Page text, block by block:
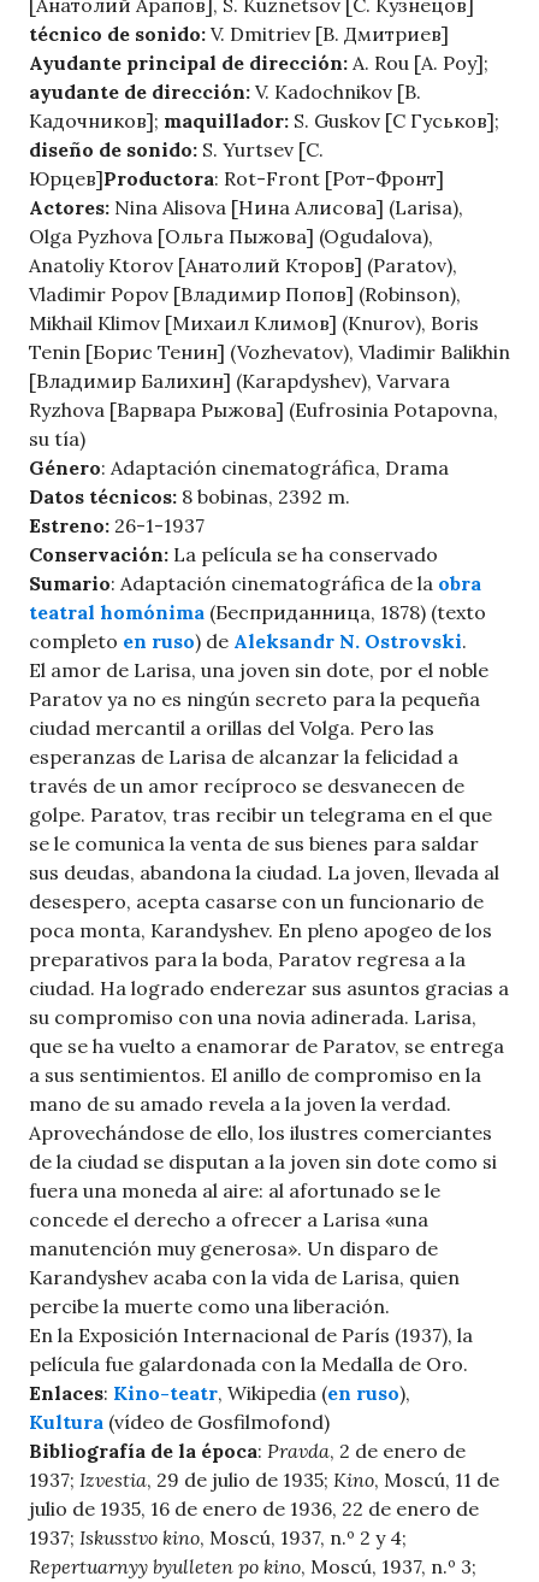
[Анатолий Арапов], S. Kuznetsov [С. Кузнецов]
técnico de sonido: V. Dmitriev [В. Дмитриев]
Ayudante principal de dirección: A. Rou [А. Роу];
ayudante de dirección: V. Kadochnikov [В.
Кадочников]; maquillador: S. Guskov [С Гуськов];
diseño de sonido: S. Yurtsev [С.
Юрцев]Productora: Rot-Front [Рот-Фронт]
Actores: Nina Alisova [Нина Алисова] (Larisa),
Olga Pyzhova [Ольга Пыжова] (Ogudalova),
Anatoliy Ktorov [Анатолий Кторов] (Paratov),
Vladimir Popov [Владимир Попов] (Robinson),
Mikhail Klimov [Михаил Климов] (Knurov), Boris
Tenin [Борис Тенин] (Vozhevatov), Vladimir Balikhin
[Владимир Балихин] (Karapdyshev), Varvara
Ryzhova [Варвара Рыжова] (Eufrosinia Potapovna,
su tía)
Género: Adaptación cinematográfica, Drama
Datos técnicos: 8 bobinas, 2392 m.
Estreno: 26-1-1937
Conservación: La película se ha conservado
Sumario: Adaptación cinematográfica de la obra
teatral homónima (Бесприданница, 1878) (texto
completo en ruso) de Aleksandr N. Ostrovski.
El amor de Larisa, una joven sin dote, por el noble
Paratov ya no es ningún secreto para la pequeña
ciudad mercantil a orillas del Volga. Pero las
esperanzas de Larisa de alcanzar la felicidad a
través de un amor recíproco se desvanecen de
golpe. Paratov, tras recibir un telegrama en el que
se le comunica la venta de sus bienes para saldar
sus deudas, abandona la ciudad. La joven, llevada al
desespero, acepta casarse con un funcionario de
poca monta, Karandyshev. En pleno apogeo de los
preparativos para la boda, Paratov regresa a la
ciudad. Ha logrado enderezar sus asuntos gracias a
su compromiso con una novia adinerada. Larisa,
que se ha vuelto a enamorar de Paratov, se entrega
a sus sentimientos. El anillo de compromiso en la
mano de su amado revela a la joven la verdad.
Aprovechándose de ello, los ilustres comerciantes
de la ciudad se disputan a la joven sin dote como si
fuera una moneda al aire: al afortunado se le
concede el derecho a ofrecer a Larisa «una
manutención muy generosa». Un disparo de
Karandyshev acaba con la vida de Larisa, quien
percibe la muerte como una liberación.
En la Exposición Internacional de París (1937), la
película fue galardonada con la Medalla de Oro.
Enlaces: Kino-teatr, Wikipedia (en ruso),
Kultura (vídeo de Gosfilmofond)
Bibliografía de la época: Pravda, 2 de enero de
1937; Izvestia, 29 de julio de 1935; Kino, Moscú, 11 de
julio de 1935, 16 de enero de 1936, 22 de enero de
1937; Iskusstvo kino, Moscú, 1937, n.º 2 y 4;
Repertuarnyy byulleten po kino, Moscú, 1937, n.º 3;